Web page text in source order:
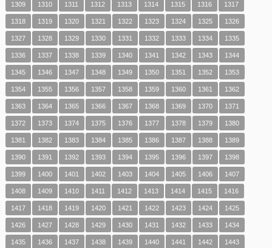
1309 1310 1311 1312 1313 1314 1315 1316 1317
1318 1319 1320 1321 1322 1323 1324 1325 1326
1327 1328 1329 1330 1331 1332 1333 1334 1335
1336 1337 1338 1339 1340 1341 1342 1343 1344
1345 1346 1347 1348 1349 1350 1351 1352 1353
1354 1355 1356 1357 1358 1359 1360 1361 1362
1363 1364 1365 1366 1367 1368 1369 1370 1371
1372 1373 1374 1375 1376 1377 1378 1379 1380
1381 1382 1383 1384 1385 1386 1387 1388 1389
1390 1391 1392 1393 1394 1395 1396 1397 1398
1399 1400 1401 1402 1403 1404 1405 1406 1407
1408 1409 1410 1411 1412 1413 1414 1415 1416
1417 1418 1419 1420 1421 1422 1423 1424 1425
1426 1427 1428 1429 1430 1431 1432 1433 1434
1435 1436 1437 1438 1439 1440 1441 1442 1443